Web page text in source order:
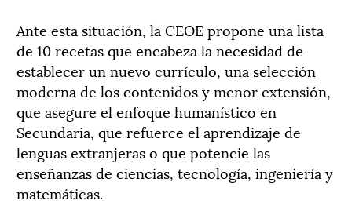
Ante esta situación, la CEOE propone una lista
de 10 recetas que encabeza la necesidad de
establecer un nuevo currículo, una selección
moderna de los contenidos y menor extensión,
que asegure el enfoque humanístico en
Secundaria, que refuerce el aprendizaje de
lenguas extranjeras o que potencie las
enseñanzas de ciencias, tecnología, ingeniería y
matemáticas.